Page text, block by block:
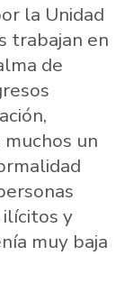
la Unidad
trabajan en
de
un
y
muy baja